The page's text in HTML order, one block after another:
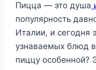
Пицца — это душа
популярность
Италии, и сегодня
узнаваемых блюд
пиццу особенной?